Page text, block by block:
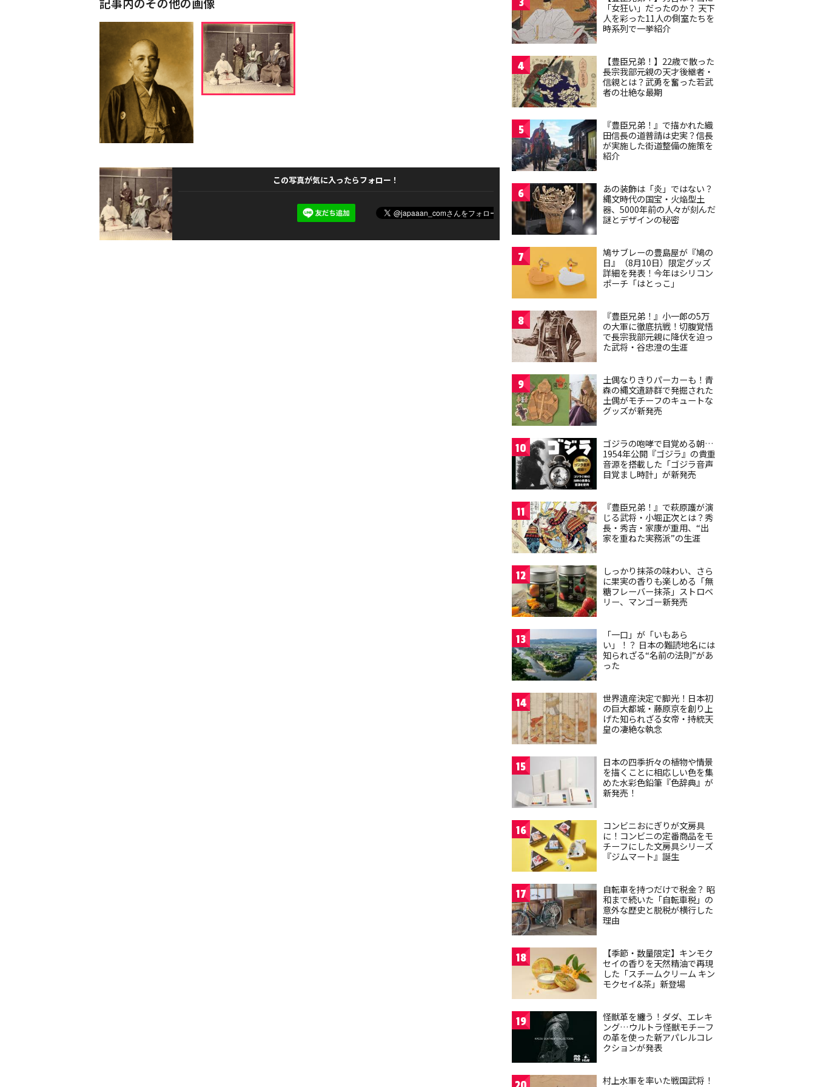
この写真が気に入ったらフォロー！
「女狂い」だったのか？ 天下
人を彩った11人の側室たちを
時系列で一挙紹介
4
【豊臣兄弟！】22歳で散った
長宗我部元親の天才後継者・
信親とは？武勇を奮った若武
者の壮絶な最期
5
『豊臣兄弟！』で描かれた織
田信長の道普請は史実？信長
が実施した街道整備の施策を
紹介
6
あの装飾は「炎」ではない？
縄文時代の国宝・火焔型土
器、5000年前の人々が刻んだ
謎とデザインの秘密
7
鳩サブレーの豊島屋が『鳩の
日』（8月10日）限定グッズ
詳細を発表！今年はシリコン
ポーチ「はとっこ」
8
『豊臣兄弟！』小一郎の5万
の大軍に徹底抗戦！切腹覚悟
で長宗我部元親に降伏を迫っ
た武将・谷忠澄の生涯
9
土偶なりきりパーカーも！青
森の縄文遺跡群で発掘された
土偶がモチーフのキュートな
グッズが新発売
10
ゴジラの咆哮で目覚める朝…
1954年公開『ゴジラ』の貴重
音源を搭載した「ゴジラ音声
目覚まし時計」が新発売
11
『豊臣兄弟！』で萩原護が演
じる武将・小堀正次とは？秀
長・秀吉・家康が重用、“出
家を重ねた実務派”の生涯
12
しっかり抹茶の味わい、さら
に果実の香りも楽しめる「無
糖フレーバー抹茶」ストロベ
リー、マンゴー新発売
13
「一口」が「いもあら
い」！？ 日本の難読地名には
知られざる“名前の法則”があ
った
14
世界遺産決定で脚光！日本初
の巨大都城・藤原京を創り上
げた知られざる女帝・持統天
皇の凄絶な執念
15
日本の四季折々の植物や情景
を描くことに相応しい色を集
めた水彩色鉛筆『色辞典』が
新発売！
16
コンビニおにぎりが文房具
に！コンビニの定番商品をモ
チーフにした文房具シリーズ
『ジムマート』誕生
17
自転車を持つだけで税金？ 昭
和まで続いた「自転車税」の
意外な歴史と脱税が横行した
理由
18
【季節・数量限定】キンモク
セイの香りを天然精油で再現
した「スチームクリーム キン
モクセイ&茶」新登場
19
怪獣革を纏う！ダダ、エレキ
ング…ウルトラ怪獣モチーフ
の革を使った新アパレルコレ
クションが発表
村上水軍を率いた戦国武将！